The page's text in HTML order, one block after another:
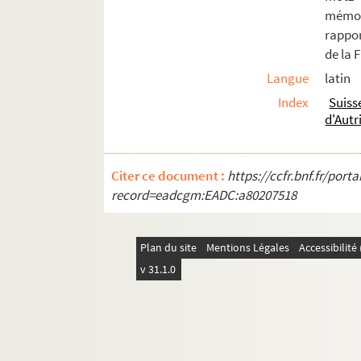
Ms Chiflet 47. Démêlés entre la ville de
Ms Chiflet 48. Testaments et épitaphes
Ms Chiflet 49. Reliques et épitaphes
Ms Chiflet 50. Antiquités
Ms Chiflet 51. Le Saint-Suaire de
Ms Chiflet 54. « Recueil de plusieurs
Ms Chiflet 55. « Mémoires et arrêts du
Ms Chiflet 56. Mémoires, délibérations
Ms Chiflet 57. Sommaire des
de la
Langue
latin
Index
Citer ce document : https://ccfr.bnf.fr/
record=eadcgm:EADC:a80207518
Plan du site Mentions Légales
v 31.1.0